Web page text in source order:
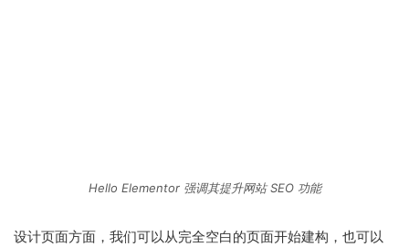
Hello Elementor 强调其提升网站 SEO 功能
设计页面方面，我们可以从完全空白的页面开始建构，也可以